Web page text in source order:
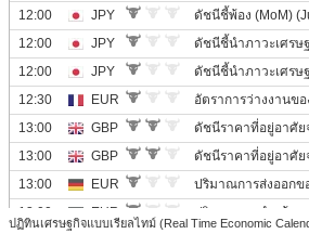
ปฏิทินเศรษฐกิจแบบเรียลไทม์ (Real Time Economic